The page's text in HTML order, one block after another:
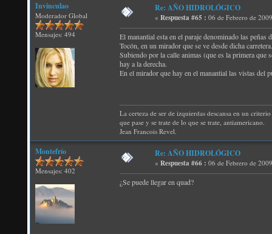
Invinculao
Moderador Global
Mensajes: 494
Re: AÑO HIDROLÓGICO
« Respuesta #65 : 06 de Febrero de
El manantial esta en el paraje denominado las
Tocón, en un mirador que se ve desde dicha carretera.
Subiendo por la calle animas (que es la primera que
hay a la derecha.
En el mirador que hay en el manantial las vistas del
La certeza de ser de izquierdas descansa en un
que pase y se trate de lo que se trate, antiamericano.
Jean Francois Revel.
Montefrío
Mensajes: 402
Re: AÑO HIDROLÓGICO
« Respuesta #66 : 06 de Febrero de
¿Se puede llegar en quad?